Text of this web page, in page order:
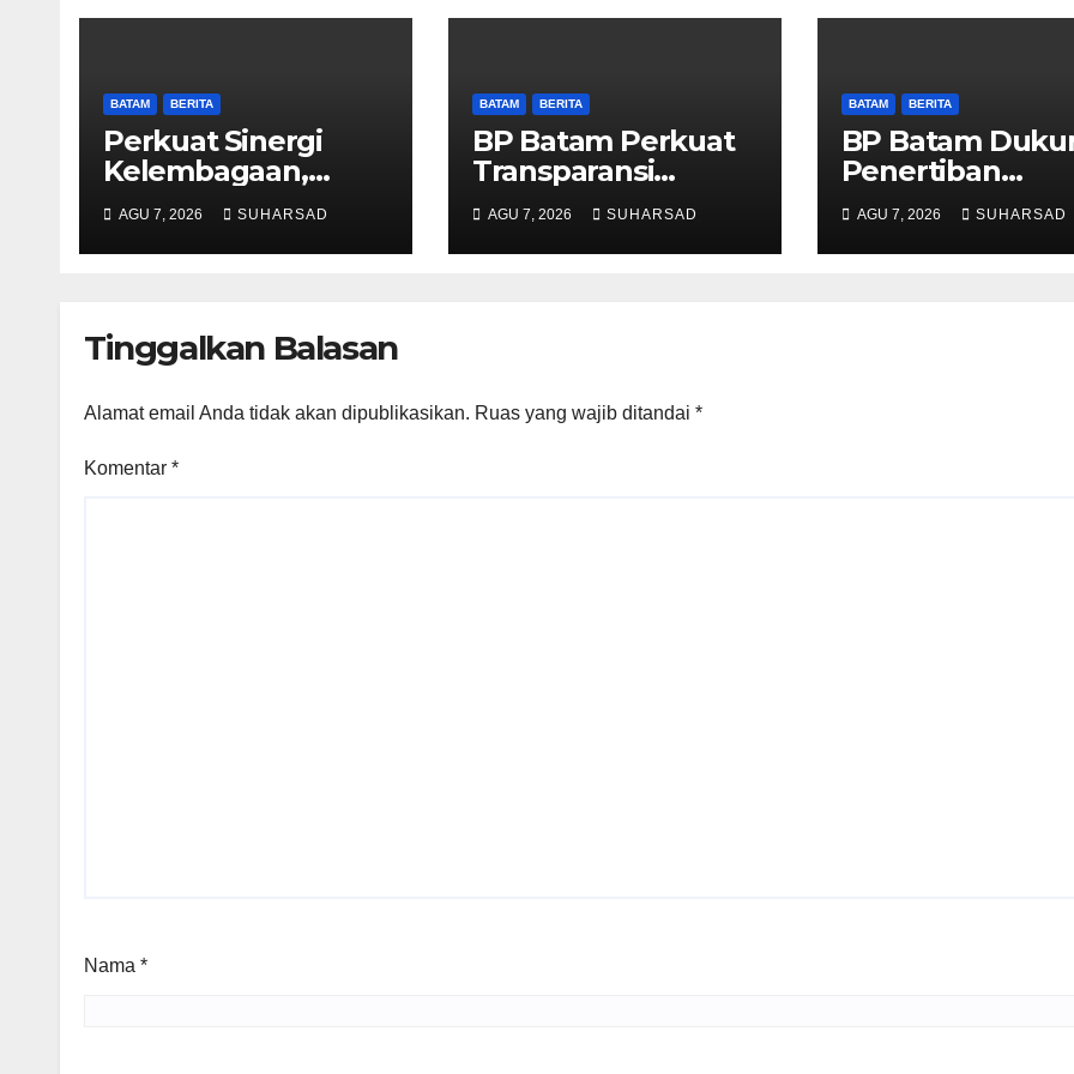
BATAM BERITA
Perkuat Sinergi
Kelembagaan,
RSBP Batam dan
BPOM Pastikan
Pelayanan dan
AGU 7, 2026 SUHARSAD
BATAM BERITA
BP Batam Perkuat
Transparansi
Layanan
Pertanahan, Alokasi
Tanah Reguler
AGU 7, 2026 SUHARSAD
BATAM BERITA
BP Batam
Penertiban
Pemanfaatan
Ruang Laut
Ketentuan
AGU 7, 2026 SUHARSAD
Tinggalkan Balasan
Alamat email Anda tidak akan dipublikasikan. Ruas yang wajib ditandai *
Komentar *
Nama *